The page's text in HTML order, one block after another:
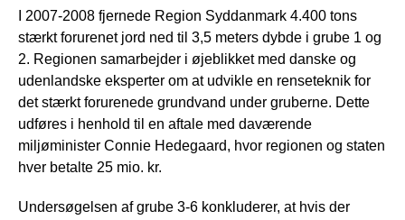
I 2007-2008 fjernede Region Syddanmark 4.400 tons
stærkt forurenet jord ned til 3,5 meters dybde i grube 1 og
2. Regionen samarbejder i øjeblikket med danske og
udenlandske eksperter om at udvikle en renseteknik for
det stærkt forurenede grundvand under gruberne. Dette
udføres i henhold til en aftale med daværende
miljøminister Connie Hedegaard, hvor regionen og staten
hver betalte 25 mio. kr.
Undersøgelsen af grube 3-6 konkluderer, at hvis der